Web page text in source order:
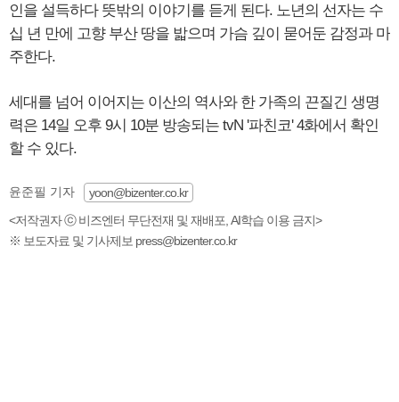
인을 설득하다 뜻밖의 이야기를 듣게 된다. 노년의 선자는 수
십 년 만에 고향 부산 땅을 밟으며 가슴 깊이 묻어둔 감정과 마
주한다.
세대를 넘어 이어지는 이산의 역사와 한 가족의 끈질긴 생명
력은 14일 오후 9시 10분 방송되는 tvN '파친코' 4화에서 확인
할 수 있다.
윤준필 기자
yoon@bizenter.co.kr
<저작권자 ⓒ 비즈엔터 무단전재 및 재배포, AI학습 이용 금지>
※ 보도자료 및 기사제보 press@bizenter.co.kr